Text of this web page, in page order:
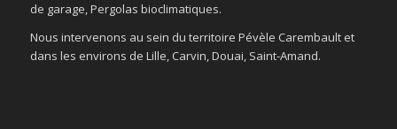
de garage, Pergolas bioclimatiques.
Nous intervenons au sein du territoire Pévèle Carembault et
dans les environs de Lille, Carvin, Douai, Saint-Amand.